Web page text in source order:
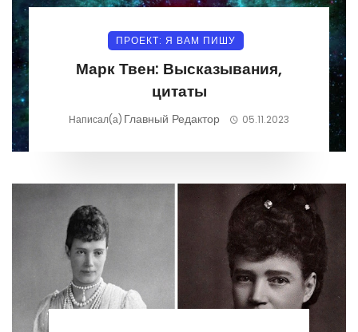
ПРОЕКТ: Я ВАМ ПИШУ
Марк Твен: Высказывания,
цитаты
Написал(а) Главный Редактор 05.11.2023